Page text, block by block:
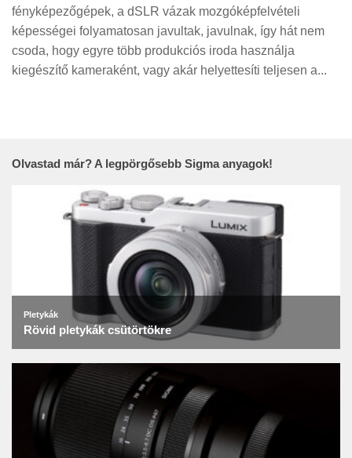
fényképezőgépek, a dSLR vázak mozgóképfelvételi
képességei folyamatosan javultak, javulnak, így hát nem
csoda, hogy egyre több produkciós iroda használja
kiegészítő kameraként, vagy akár helyettesíti teljesen a...
Olvastad már? A legpörgősebb Sigma anyagok!